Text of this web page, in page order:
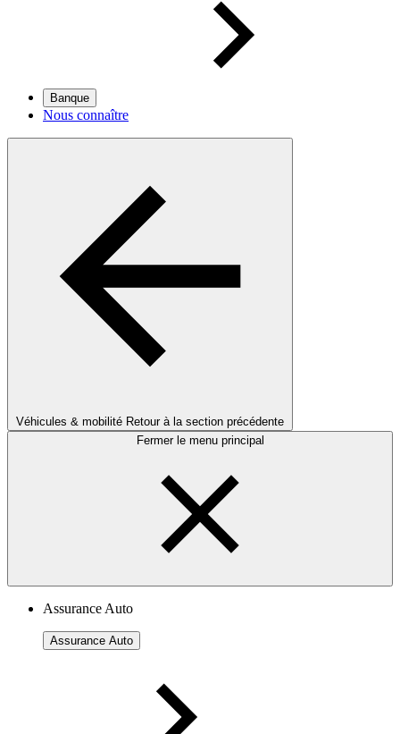
Banque
Nous connaître
Véhicules & mobilité Retour à la section précédente
Fermer le menu principal
Assurance Auto
Assurance Auto